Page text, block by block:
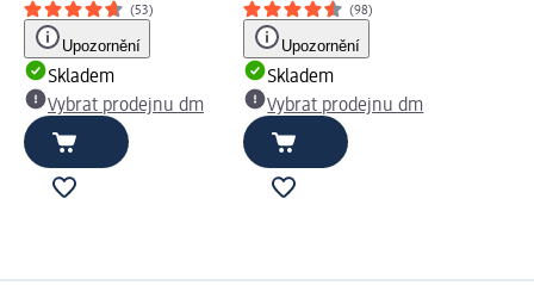
(53)
Upozornění
Skladem
Vybrat prodejnu dm
(98)
Upozornění
Skladem
Vybrat prodejnu dm